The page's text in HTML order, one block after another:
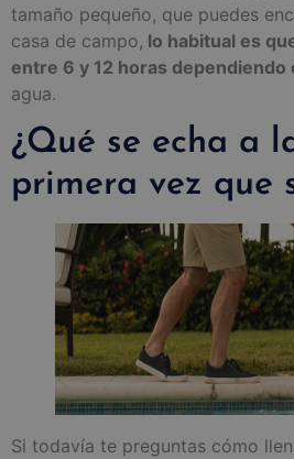
tamaño pequeño, que puedes
casa de campo, lo habitual es
entre 6 y 12 horas dependiendo
agua.
¿Qué se echa a
primera vez que
Si todavía te preguntas cómo